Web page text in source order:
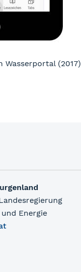
Wasserportal (2017)
Energie